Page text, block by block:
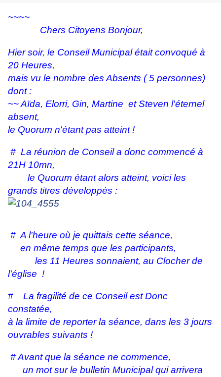
~~~~
Chers Citoyens Bonjour,
Hier soir, le Conseil Municipal était convoqué à
20 Heures,
mais vu le nombre des Absents ( 5 personnes)
dont :
~~ Aïda, Elorri, Gin, Martine et Steven l'éternel
absent,
le Quorum n'étant pas atteint !
# La réunion de Conseil a donc commencé à
21H 10mn,
le Quorum étant alors atteint, voici les
grands titres développés :
# A l'heure où je quittais cette séance,
en même temps que les participants,
les 11 Heures sonnaient, au Clocher de
l'église !
# La fragilité de ce Conseil est Donc
constatée,
à la limite de reporter la séance, dans les 3 jours
ouvrables suivants !
# Avant que la séance ne commence,
un mot sur le bulletin Municipal qui arrivera